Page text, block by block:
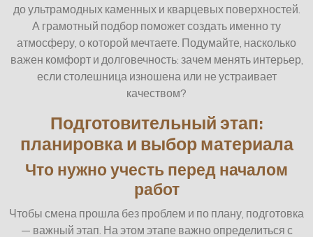
до ультрамодных каменных и кварцевых поверхностей.
А грамотный подбор поможет создать именно ту
атмосферу, о которой мечтаете. Подумайте, насколько
важен комфорт и долговечность: зачем менять интерьер,
если столешница изношена или не устраивает
качеством?
Подготовительный этап:
планировка и выбор материала
Что нужно учесть перед началом
работ
Чтобы смена прошла без проблем и по плану, подготовка
— важный этап. На этом этапе важно определиться с